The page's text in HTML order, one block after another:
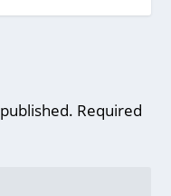
Required